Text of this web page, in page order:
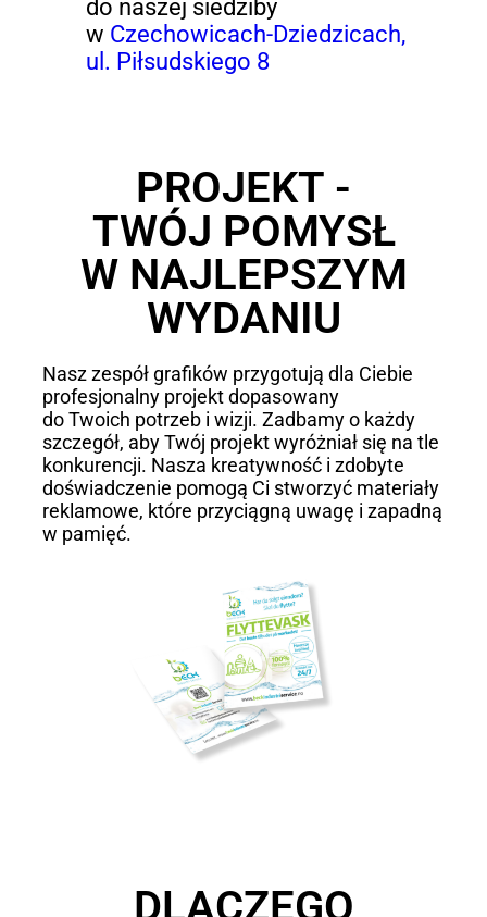
do naszej siedziby
w Czechowicach-Dziedzicach,
ul. Piłsudskiego 8
PROJEKT -
TWÓJ POMYSŁ
W NAJLEPSZYM
WYDANIU
Nasz zespół grafików przygotują dla Ciebie
profesjonalny projekt dopasowany
do Twoich potrzeb i wizji. Zadbamy o każdy
szczegół, aby Twój projekt wyróżniał się na tle
konkurencji. Nasza kreatywność i zdobyte
doświadczenie pomogą Ci stworzyć materiały
reklamowe, które przyciągną uwagę i zapadną
w pamięć.